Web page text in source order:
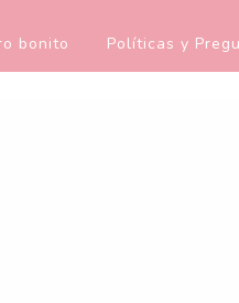
bonito Políticas y